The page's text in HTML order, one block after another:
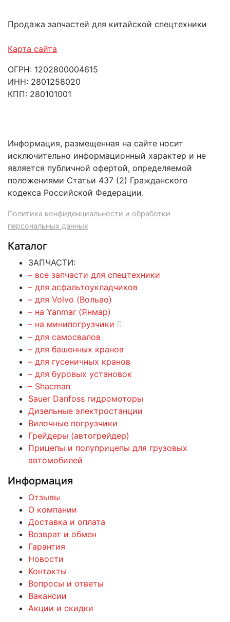
Продажа запчастей для китайской спецтехники
Карта сайта
ОГРН: 1202800004615
ИНН: 2801258020
КПП: 280101001
Информация, размещенная на сайте носит
исключительно информационный характер и не
является публичной офертой, определяемой
положениями Статьи 437 (2) Гражданского
кодекса Российской Федерации.
Политика конфиденциальности и обработки
персональных данных
Каталог
ЗАПЧАСТИ:
– все запчасти для спецтехники
– для асфальтоукладчиков
– для Volvo (Вольво)
– на Yanmar (Янмар)
– на минипогрузчики
– для самосвалов
– для башенных кранов
– для гусеничных кранов
– для буровых установок
– Shacman
Sauer Danfoss гидромоторы
Дизельные электростанции
Вилочные погрузчики
Грейдеры (автогрейдер)
Прицепы и полуприцепы для грузовых
автомобилей
Информация
Отзывы
О компании
Доставка и оплата
Возврат и обмен
Гарантия
Новости
Контакты
Вопросы и ответы
Вакансии
Акции и скидки